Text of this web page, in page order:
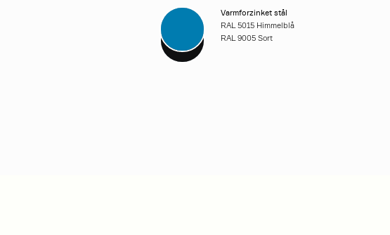
Varmforzinket stål
RAL 5015 Himmelblå
RAL 9005 Sort